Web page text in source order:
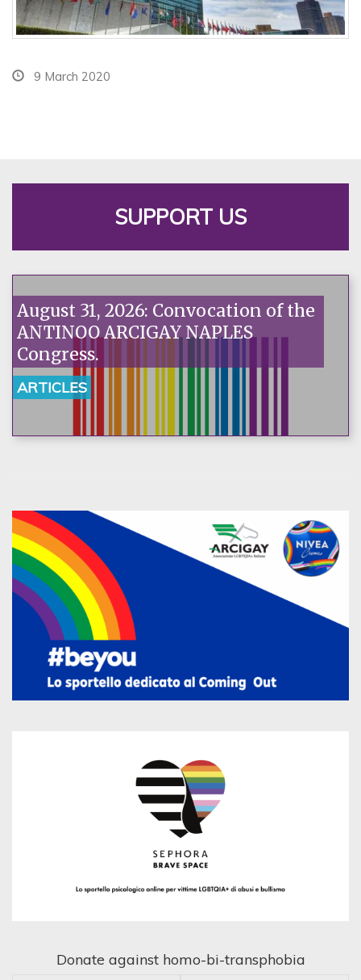
9 March 2020
SUPPORT US
August 31, 2026: Convocation of the
ANTINOO ARCIGAY NAPLES
Congress.
ARTICLES
Donate against homo-bi-transphobia